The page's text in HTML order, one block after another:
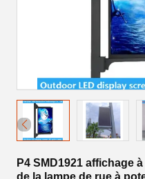
P4 SMD1921 affichage
de la lampe de rue à